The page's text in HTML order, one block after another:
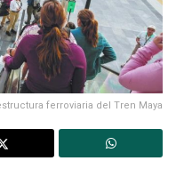
ferroviaria del Tren Maya